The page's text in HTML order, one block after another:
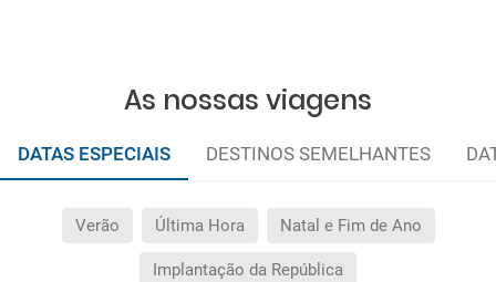
As nossas viagens
DATAS ESPECIAIS DESTINOS SEMELHANTES
Verão Última Hora Natal e Fim de Ano
Implantação da República